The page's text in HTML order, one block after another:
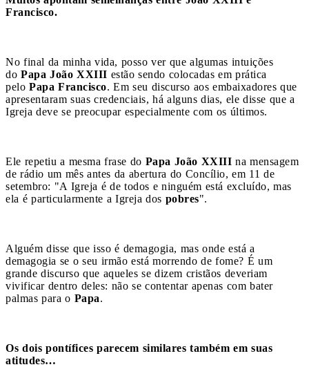
Francisco.
No final da minha vida, posso ver que algumas intuições
do Papa João XXIII estão sendo colocadas em prática
pelo Papa Francisco. Em seu discurso aos embaixadores que
apresentaram suas credenciais, há alguns dias, ele disse que a
Igreja deve se preocupar especialmente com os últimos.
Ele repetiu a mesma frase do Papa João XXIII na mensagem
de rádio um mês antes da abertura do Concílio, em 11 de
setembro: "A Igreja é de todos e ninguém está excluído, mas
ela é particularmente a Igreja dos pobres".
Alguém disse que isso é demagogia, mas onde está a
demagogia se o seu irmão está morrendo de fome? É um
grande discurso que aqueles se dizem cristãos deveriam
vivificar dentro deles: não se contentar apenas com bater
palmas para o Papa.
Os dois pontífices parecem similares também em suas
atitudes…